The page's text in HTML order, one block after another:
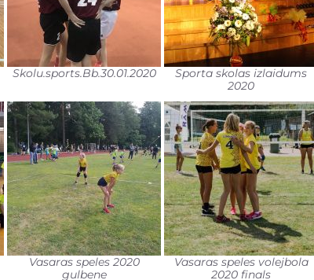
Skolu.sports.Bb.30.01.2020
Sporta skolas izlaidums
2020
Vasaras speles 2020
gulbene
Vasaras speles volejbola
2020 finals